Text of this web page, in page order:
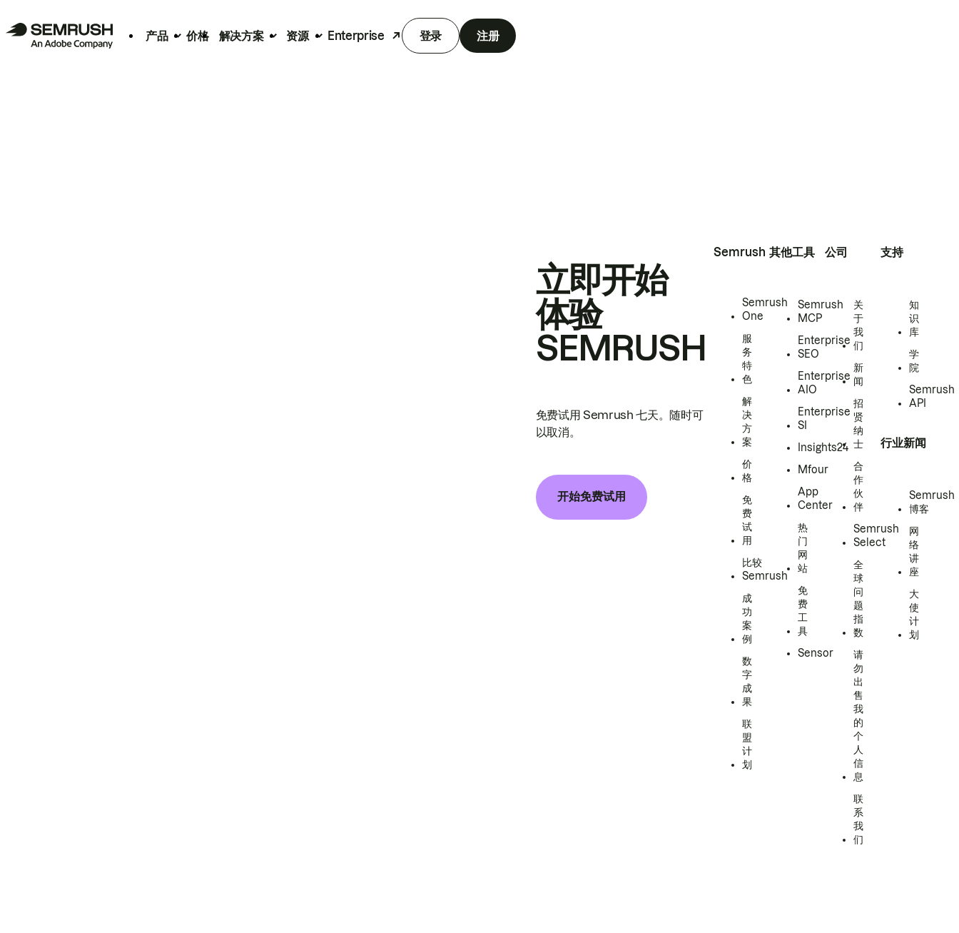
产品 价格 解决方案 资源 Enterprise 登录 注册
立即开始
体验
SEMRUSH
免费试用 Semrush 七天。随时可
以取消。
开始免费试用
Semrush
Semrush
One
服
务
特
色
解
决
方
案
价
格
免
费
试
用
比较
Semrush
成
功
案
例
数
字
成
果
联
盟
计
划
其他工具
Semrush
MCP
Enterprise
SEO
Enterprise
AIO
Enterprise
SI
Insights24
Mfour
App
Center
热
门
网
站
免
费
工
具
Sensor
公司
关
于
我
们
新
闻
招
贤
纳
士
合
作
伙
伴
Semrush
Select
全
球
问
题
指
数
请
勿
出
售
我
的
个
人
信
息
联
系
我
们
支持
知
识
库
学
院
Semrush
API
行业新闻
Semrush
博客
网
络
讲
座
大
使
计
划